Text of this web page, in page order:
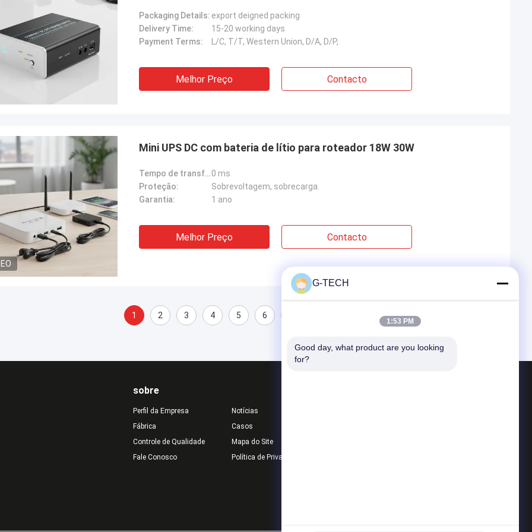
Packaging Details: export deigned packing
Delivery Time:
15-20 working days
Payment Terms:
L/C, T/T, Western Union, D/A, D/P,
Melhor Preço Contacto
Mini UPS DC com bateria de lítio para roteador 18W 30W
Tempo de transferência:0 ms
Proteção:
Sobrevoltagem, sobrecarga.
Garantia:
1 ano
Melhor Preço Contacto
1 2 3 4 5 6
sobre
Perfil da Empresa
Fábrica
Controle de Qualidade
Fale Conosco
Notícias
Casos
Mapa do Site
Política de Privacidade
G-TECH
1:53 PM
Good day, what product are you looking
for?